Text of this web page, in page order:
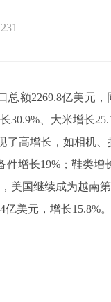
额2269.8亿美元
、大米增长
高增长，如相机
增长19%；鞋类
国继续成为越南
美元，增长15.8%。